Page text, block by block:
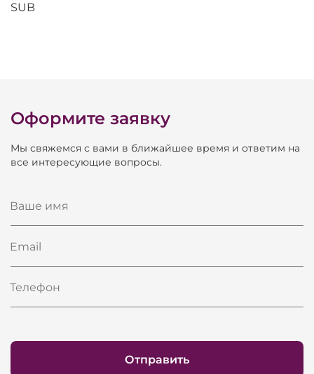
SUB
Оформите заявку
Мы свяжемся с вами в ближайшее время и ответим на
все интересующие вопросы.
Ваше имя
Email
Телефон
Отправить